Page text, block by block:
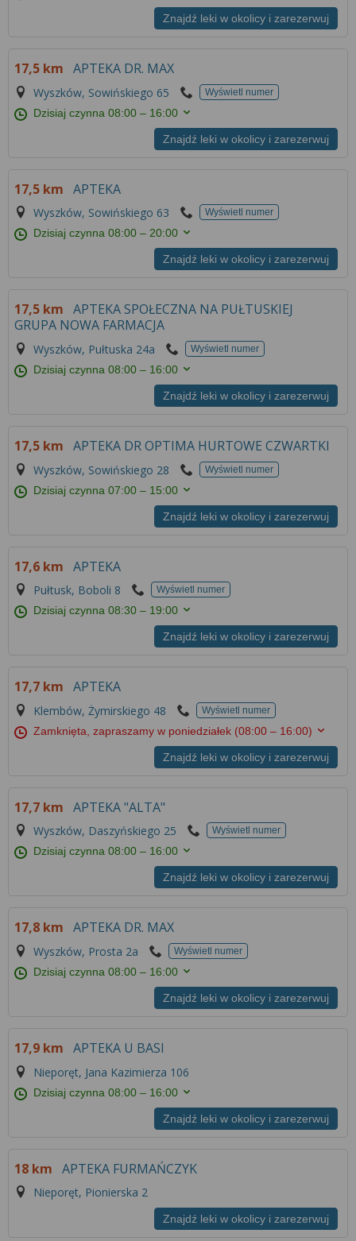
Znajdź leki w okolicy i zarezerwuj
17,5 km APTEKA DR. MAX
Wyszków, Sowińskiego 65 Wyświetl numer
Dzisiaj czynna08:00 – 16:00
Znajdź leki w okolicy i zarezerwuj
17,5 km APTEKA
Wyszków, Sowińskiego 63 Wyświetl numer
Dzisiaj czynna08:00 – 20:00
Znajdź leki w okolicy i zarezerwuj
17,5 km APTEKA SPOŁECZNA NA PUŁTUSKIEJ
GRUPA NOWA FARMACJA
Wyszków, Pułtuska 24a Wyświetl numer
Dzisiaj czynna08:00 – 16:00
Znajdź leki w okolicy i zarezerwuj
17,5 km APTEKA DR OPTIMA HURTOWE CZWARTKI
Wyszków, Sowińskiego 28 Wyświetl numer
Dzisiaj czynna07:00 – 15:00
Znajdź leki w okolicy i zarezerwuj
17,6 km APTEKA
Pułtusk, Boboli 8 Wyświetl numer
Dzisiaj czynna08:30 – 19:00
Znajdź leki w okolicy i zarezerwuj
17,7 km APTEKA
Klembów, Żymirskiego 48 Wyświetl numer
Zamknięta, zapraszamy w poniedziałek (08:00 – 16:00)
Znajdź leki w okolicy i zarezerwuj
17,7 km APTEKA "ALTA"
Wyszków, Daszyńskiego 25 Wyświetl numer
Dzisiaj czynna08:00 – 16:00
Znajdź leki w okolicy i zarezerwuj
17,8 km APTEKA DR. MAX
Wyszków, Prosta 2a Wyświetl numer
Dzisiaj czynna08:00 – 16:00
Znajdź leki w okolicy i zarezerwuj
17,9 km APTEKA U BASI
Nieporęt, Jana Kazimierza 106
Dzisiaj czynna08:00 – 16:00
Znajdź leki w okolicy i zarezerwuj
18 km APTEKA FURMAŃCZYK
Nieporęt, Pionierska 2
Znajdź leki w okolicy i zarezerwuj